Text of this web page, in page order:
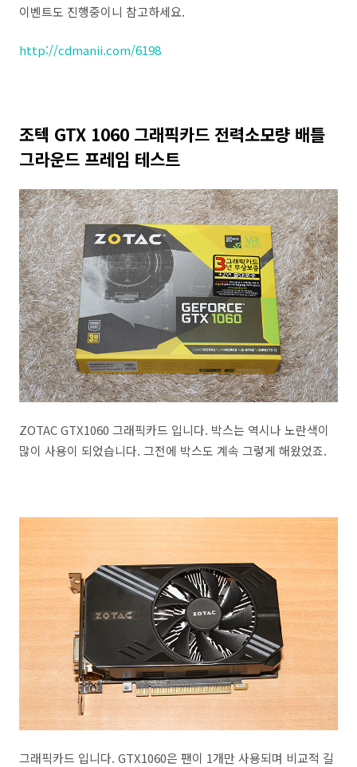
이벤트도 진행중이니 참고하세요.
http://cdmanii.com/6198
조텍 GTX 1060 그래픽카드 전력소모량 배틀
그라운드 프레임 테스트
ZOTAC GTX1060 그래픽카드 입니다. 박스는 역시나 노란색이
많이 사용이 되었습니다. 그전에 박스도 계속 그렇게 해왔었죠.
그래픽카드 입니다. GTX1060은 팬이 1개만 사용되며 비교적 길